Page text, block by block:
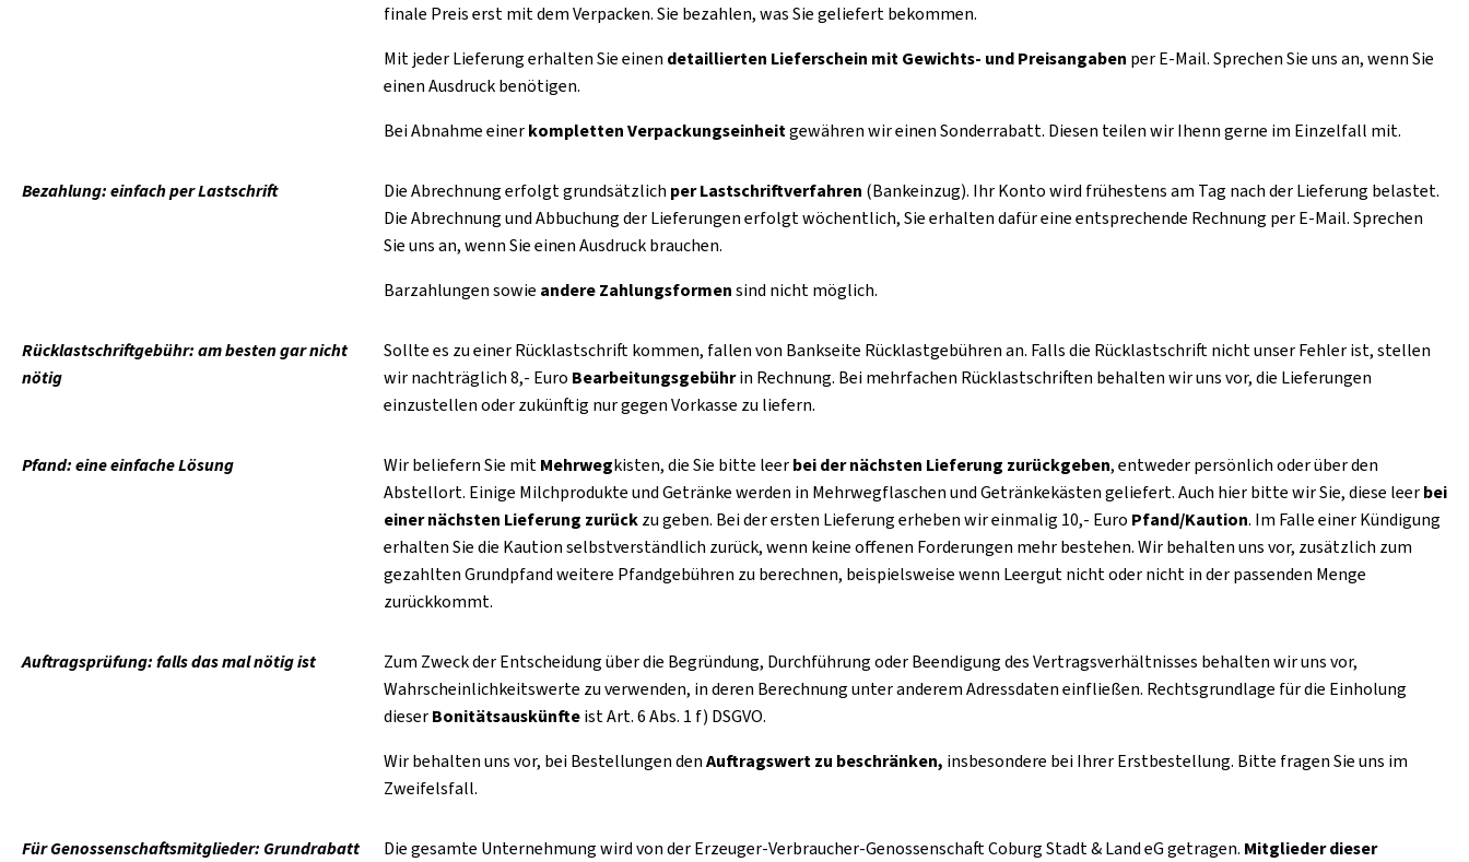
finale Preis erst mit dem Verpacken. Sie bezahlen, was Sie geliefert bekommen.
Mit jeder Lieferung erhalten Sie einen detaillierten Lieferschein mit Gewichts- und Preisangaben per E-Mail. Sprechen Sie uns an, wenn Sie
einen Ausdruck benötigen.
Bei Abnahme einerkompletten Verpackungseinheitgewähren wir einen Sonderrabatt. Diesen teilen wir Ihenn gerne im Einzelfall mit.
Bezahlung: einfach per Lastschrift Die Abrechnung erfolgt grundsätzlich per Lastschriftverfahren (Bankeinzug). Ihr Konto wird frühestens am Tag nach der Lieferung belastet.
Die Abrechnung und Abbuchung der Lieferungen erfolgt wöchentlich, Sie erhalten dafür eine entsprechende Rechnung per E-Mail. Sprechen
Sie uns an, wenn Sie einen Ausdruck brauchen.
Barzahlungen sowie andere Zahlungsformensind nicht möglich.
Rücklastschriftgebühr: am besten gar nicht
nötig
Sollte es zu einer Rücklastschrift kommen, fallen von Bankseite Rücklastgebühren an. Falls die Rücklastschrift nicht unser Fehler ist, stellen
wir nachträglich 8,- Euro Bearbeitungsgebührin Rechnung. Bei mehrfachen Rücklastschriften behalten wir uns vor, die Lieferungen
einzustellen oder zukünftig nur gegen Vorkasse zu liefern.
Pfand: eine einfache Lösung Wir beliefern Sie mitMehrwegkisten, die Sie bitte leerbei der nächsten Lieferung zurückgeben, entweder persönlich oder über den
Abstellort. Einige Milchprodukte und Getränke werden in Mehrwegflaschen und Getränkekästen geliefert. Auch hier bitte wir Sie, diese leerbei
einer nächsten Lieferung zurückzu geben. Bei der ersten Lieferung erheben wir einmalig 10,- Euro Pfand/Kaution. Im Falle einer Kündigung
erhalten Sie die Kaution selbstverständlich zurück, wenn keine offenen Forderungen mehr bestehen. Wir behalten uns vor, zusätzlich zum
gezahlten Grundpfand weitere Pfandgebühren zu berechnen, beispielsweise wenn Leergut nicht oder nicht in der passenden Menge
zurückkommt.
Auftragsprüfung: falls das mal nötig ist
Zum Zweck der Entscheidung über die Begründung, Durchführung oder Beendigung des Vertragsverhältnisses behalten wir uns vor,
Wahrscheinlichkeitswerte zu verwenden, in deren Berechnung unter anderem Adressdaten einfließen. Rechtsgrundlage für die Einholung
dieserBonitätsauskünfteist Art. 6 Abs. 1 f) DSGVO.
Wir behalten uns vor, bei Bestellungen denAuftragswert zu beschränken, insbesondere bei Ihrer Erstbestellung. Bitte fragen Sie uns im
Zweifelsfall.
Für Genossenschaftsmitglieder: Grundrabatt Die gesamte Unternehmung wird von der Erzeuger-Verbraucher-Genossenschaft Coburg Stadt & Land eG getragen. Mitglieder dieser